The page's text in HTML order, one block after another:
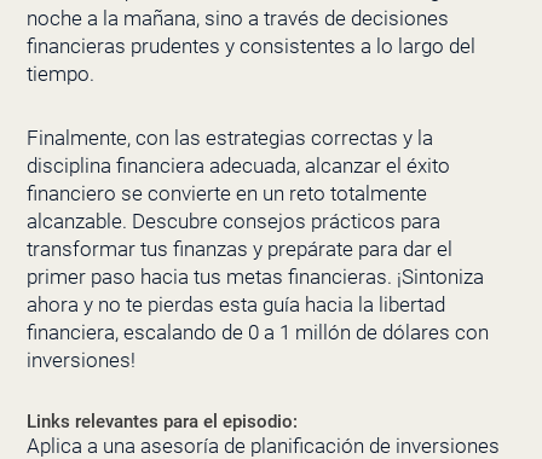
noche a la mañana, sino a través de decisiones
financieras prudentes y consistentes a lo largo del
tiempo.
Finalmente, con las estrategias correctas y la
disciplina financiera adecuada, alcanzar el éxito
financiero se convierte en un reto totalmente
alcanzable. Descubre consejos prácticos para
transformar tus finanzas y prepárate para dar el
primer paso hacia tus metas financieras. ¡Sintoniza
ahora y no te pierdas esta guía hacia la libertad
financiera, escalando de 0 a 1 millón de dólares con
inversiones!
Links relevantes para el episodio:
Aplica a una asesoría de planificación de inversiones